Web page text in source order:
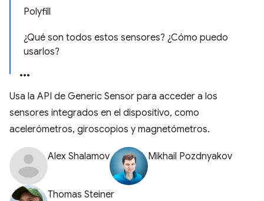
Polyfill
¿Qué son todos estos sensores? ¿Cómo puedo
usarlos?
Usa la API de Generic Sensor para acceder a los
sensores integrados en el dispositivo, como
acelerómetros, giroscopios y magnetómetros.
Alex Shalamov Mikhail Pozdnyakov
Thomas Steiner